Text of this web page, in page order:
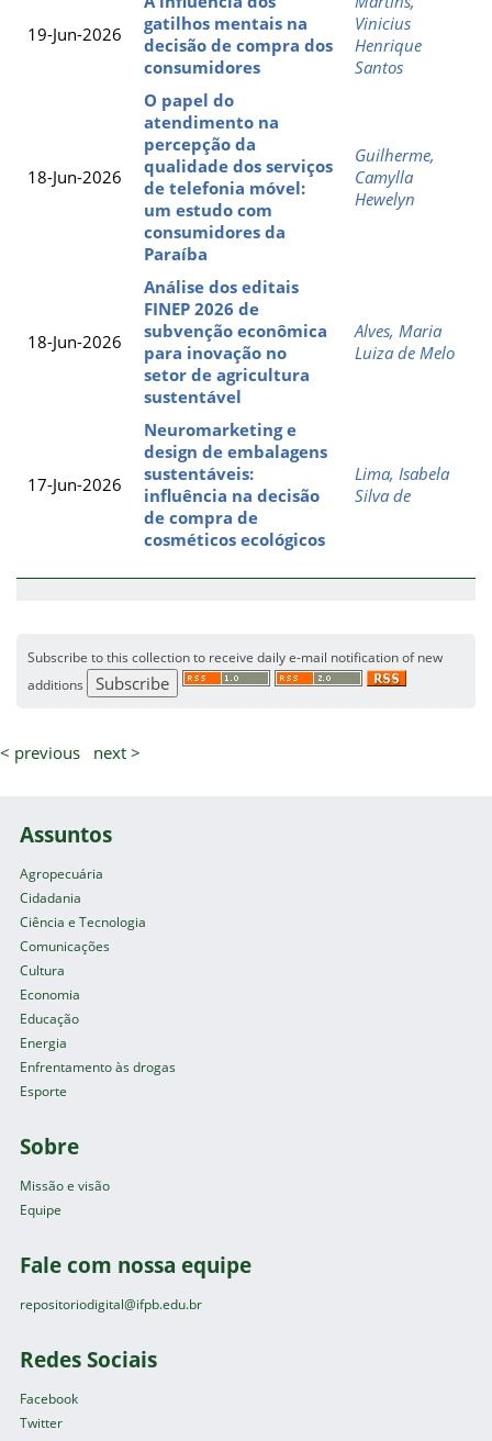
19-Jun-2026
gatilhos mentais na
decisão de compra dos
consumidores
Vinicius
Henrique
Santos
18-Jun-2026
O papel do
atendimento na
percepção da
qualidade dos serviços
de telefonia móvel:
um estudo com
consumidores da
Paraíba
Guilherme,
Camylla
Hewelyn
18-Jun-2026
Análise dos editais
FINEP 2026 de
subvenção econômica
para inovação no
setor de agricultura
sustentável
Alves, Maria
Luiza de Melo
17-Jun-2026
Neuromarketing e
design de embalagens
sustentáveis:
influência na decisão
de compra de
cosméticos ecológicos
Lima, Isabela
Silva de
Subscribe to this collection to receive daily e-mail notification of new
additions
< previous next >
Assuntos
Agropecuária
Cidadania
Ciência e Tecnologia
Comunicações
Cultura
Economia
Educação
Energia
Enfrentamento às drogas
Esporte
Sobre
Missão e visão
Equipe
Fale com nossa equipe
repositoriodigital@ifpb.edu.br
Redes Sociais
Facebook
Twitter